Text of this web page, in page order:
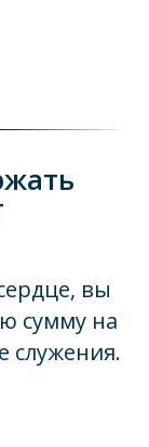
вы
сумму на
служения.